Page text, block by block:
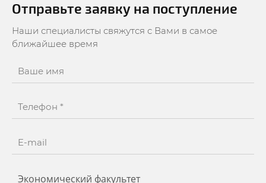
Отправьте заявку на поступление
Наши специалисты свяжутся с Вами в самое
ближайшее время